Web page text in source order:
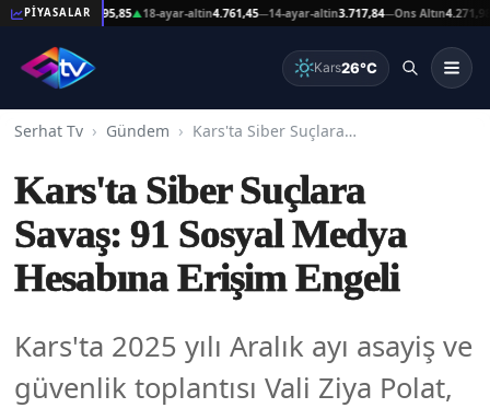
PİYASALAR
—Gümüş95,85▲18-ayar-altin4.761,45—14-ayar-altin3.717,84—Ons Altın4.271,98▲
Kars26°C
Serhat Tv Gündem Kars'ta Siber Suçlara Savaş: 91 Sosyal Medya Hesabına Erişim Engeli
Kars'ta Siber Suçlara
Savaş: 91 Sosyal Medya
Hesabına Erişim Engeli
Kars'ta 2025 yılı Aralık ayı asayiş ve
güvenlik toplantısı Vali Ziya Polat,